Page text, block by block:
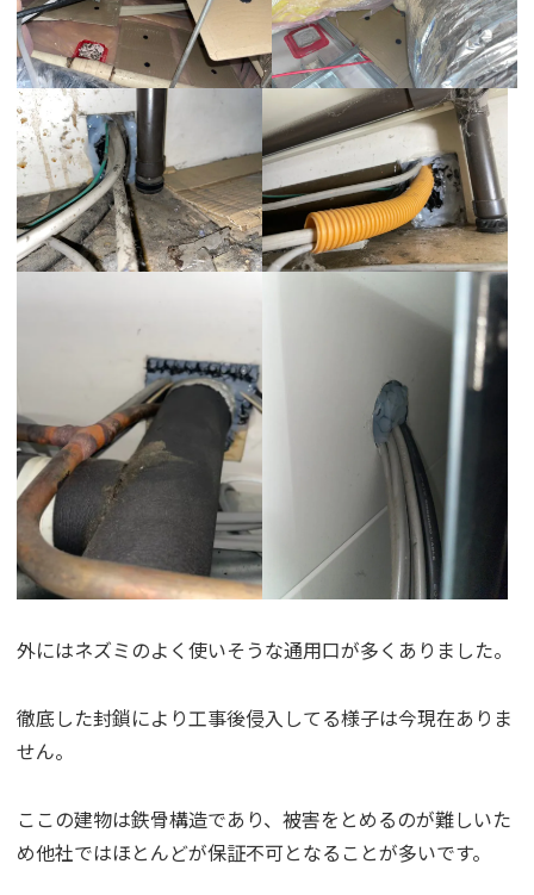
外にはネズミのよく使いそうな通用口が多くありました。
徹底した封鎖により工事後侵入してる様子は今現在ありま
せん。
ここの建物は鉄骨構造であり、被害をとめるのが難しいた
め他社ではほとんどが保証不可となることが多いです。